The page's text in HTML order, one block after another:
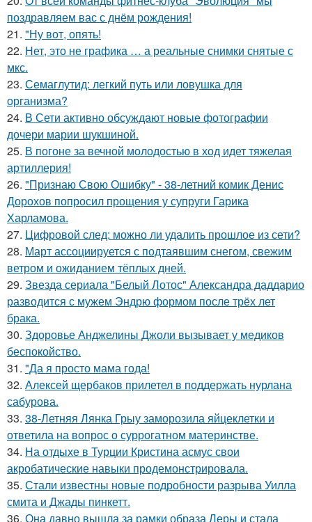
поздравляем вас с днём рождения!
21. "Ну вот, опять!
22. Нет, это не графика … а реальные снимки снятые с
мкс.
23. Семаглутид: легкий путь или ловушка для
организма?
24. В Сети активно обсуждают новые фотографии
дочери марии шукшиной.
25. В погоне за вечной молодостью в ход идет тяжелая
артиллерия!
26. "Признаю Свою Ошибку" - 38-летний комик Денис
Дорохов попросил прощения у супруги Гарика
Харламова.
27. Цифровой след: можно ли удалить прошлое из сети?
28. Март ассоциируется с подтаявшим снегом, свежим
ветром и ожиданием тёплых дней.
29. Звезда сериала "Белый Лотос" Александра даддарио
разводится с мужем Эндрю формом после трёх лет
брака.
30. Здоровье Анджелины Джоли вызывает у медиков
беспокойство.
31. "Да я просто мама года!
32. Алексей щербаков прилетел в поддержать нурлана
сабурова.
33. 38-Летняя Лянка Грыу заморозила яйцеклетки и
ответила на вопрос о суррогатном материнстве.
34. На отдыхе в Турции Кристина асмус свои
акробатические навыки продемонстрировала.
35. Стали известны новые подробности разрыва Уилла
смита и Джады пинкетт.
36. Она давно вышла за рамки образа Леры и стала